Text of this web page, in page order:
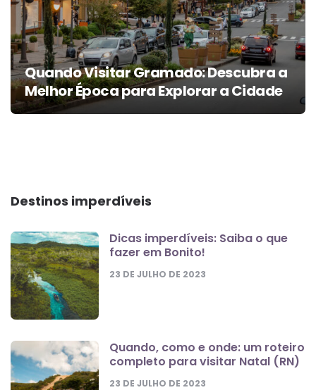
Quando Visitar Gramado: Descubra a
Melhor Época para Explorar a Cidade
Destinos imperdíveis
Dicas imperdíveis: Saiba o que
fazer em Bonito!
23 DE JULHO DE 2023
Quando, como e onde: um roteiro
completo para visitar Natal (RN)
23 DE JULHO DE 2023